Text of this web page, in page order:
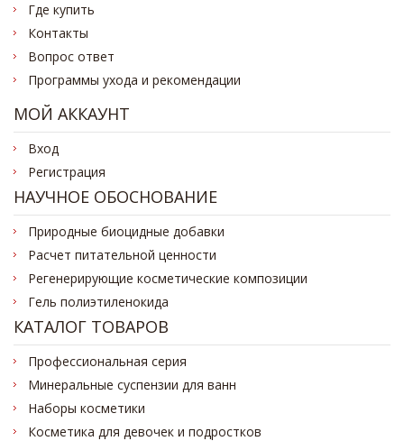
Где купить
Контакты
Вопрос ответ
Программы ухода и рекомендации
МОЙ АККАУНТ
Вход
Регистрация
НАУЧНОЕ ОБОСНОВАНИЕ
Природные биоцидные добавки
Расчет питательной ценности
Регенерирующие косметические композиции
Гель полиэтиленокида
КАТАЛОГ ТОВАРОВ
Профессиональная серия
Минеральные суспензии для ванн
Наборы косметики
Косметика для девочек и подростков